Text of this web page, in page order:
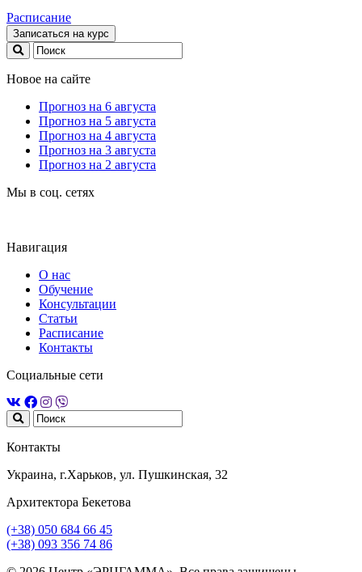
Расписание
Записаться на курс
Новое на сайте
Прогноз на 6 августа
Прогноз на 5 августа
Прогноз на 4 августа
Прогноз на 3 августа
Прогноз на 2 августа
Мы в соц. сетях
Навигация
О нас
Обучение
Консультации
Статьи
Расписание
Контакты
Социальные сети
Контакты
Украина, г.Харьков, ул. Пушкинская, 32
Архитектора Бекетова
(+38) 050 684 66 45
(+38) 093 356 74 86